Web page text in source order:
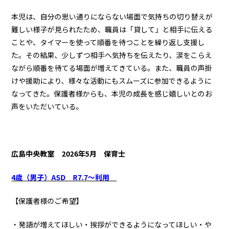
本児は、自分の思い通りにならない場面で気持ちの切り替えが
難しい様子が見られたため、職員は「貸して」と相手に伝える
ことや、タイマーを使って順番を待つことを繰り返し支援し
た。その結果、少しずつ相手へ気持ちを伝えたり、涙をこらえ
ながら順番を待てる場面が増えてきている。また、職員の声掛
けや援助により、様々な活動にもスムーズに参加できるように
なってきた。保護者様からも、本児の成長を感じ嬉しいとのお
声をいただいている。
広島中央教室 2026年5月 保育士
4歳（男子）ASD R7.7～利用
【保護者様のご希望】
・発語が増えてほしい・挨拶ができるようになってほしい・や